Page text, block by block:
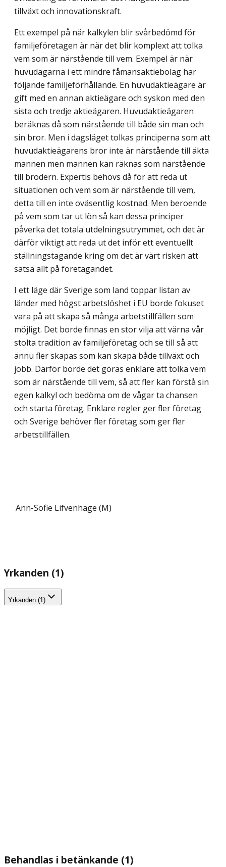
tillväxt och innovationskraft.
Ett exempel på när kalkylen blir svårbedömd för
familjeföretagen är när det blir komplext att tolka
vem som är närstående till vem. Exempel är när
huvudägarna i ett mindre fåmansaktiebolag har
följande familjeförhållande. En huvudaktieägare är
gift med en annan aktieägare och syskon med den
sista och tredje aktieägaren. Huvud­aktieägaren
beräknas då som närstående till både sin man och
sin bror. Men i dagsläget tolkas principerna som att
huvudaktieägarens bror inte är närstående till äkta
mannen men mannen kan räknas som närstående
till brodern. Expertis behövs då för att reda ut
situationen och vem som är närstående till vem,
detta till en inte oväsentlig kostnad. Men beroende
på vem som tar ut lön så kan dessa principer
påverka det totala utdelnings­utrymmet, och det är
därför viktigt att reda ut det inför ett eventuellt
ställningstagande kring om det är värt risken att
satsa allt på företagandet.
I ett läge där Sverige som land toppar listan av
länder med högst arbetslöshet i EU borde fokuset
vara på att skapa så många arbetstillfällen som
möjligt. Det borde finnas en stor vilja att värna vår
stolta tradition av familjeföretag och se till så att
ännu fler skapas som kan skapa både tillväxt och
jobb. Därför borde det göras enklare att tolka vem
som är närstående till vem, så att fler kan förstå sin
egen kalkyl och bedöma om de vågar ta chansen
och starta företag. Enklare regler ger fler företag
och Sverige behöver fler företag som ger fler
arbetstillfällen.
Ann-Sofie Lifvenhage (M)
Yrkanden (1)
Yrkanden (1)
Behandlas i betänkande (1)